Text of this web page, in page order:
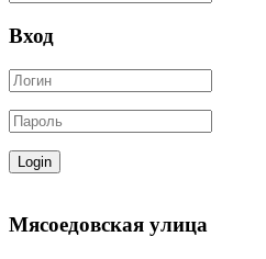
Вход
Мясоедовская улица